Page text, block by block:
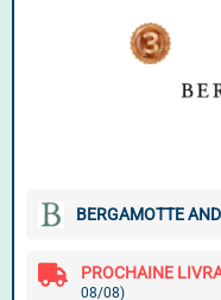
BERGAMOTTE
PROCHAINE
08/08)